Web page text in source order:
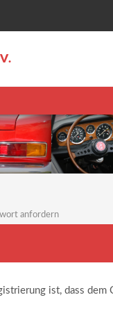
anfordern
ist, dass